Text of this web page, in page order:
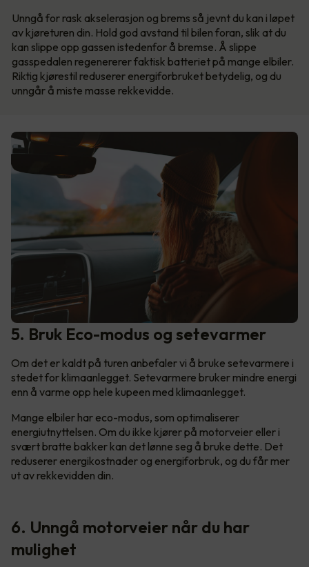
Unngå for rask akselerasjon og brems så jevnt du kan i løpet
av kjøreturen din. Hold god avstand til bilen foran, slik at du
kan slippe opp gassen istedenfor å bremse. Å slippe
gasspedalen regenererer faktisk batteriet på mange elbiler.
Riktig kjørestil reduserer energiforbruket betydelig, og du
unngår å miste masse rekkevidde.
5. Bruk Eco-modus og setevarmer
Om det er kaldt på turen anbefaler vi å bruke setevarmere i
stedet for klimaanlegget. Setevarmere bruker mindre energi
enn å varme opp hele kupeen med klimaanlegget.
Mange elbiler har eco-modus, som optimaliserer
energiutnyttelsen. Om du ikke kjører på motorveier eller i
svært bratte bakker kan det lønne seg å bruke dette. Det
reduserer energikostnader og energiforbruk, og du får mer
ut av rekkevidden din.
6. Unngå motorveier når du har
mulighet